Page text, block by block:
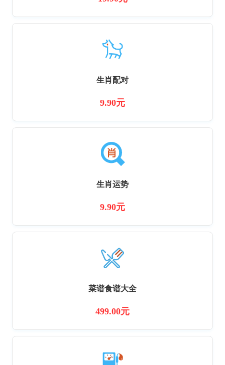
生肖配对
9.90元
生肖运势
9.90元
菜谱食谱大全
499.00元